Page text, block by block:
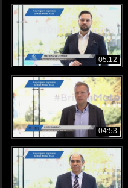
05:12
04:53